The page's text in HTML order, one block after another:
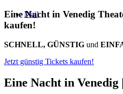
Mail
Eine Nacht in Venedig
kaufen!
SCHNELL, GÜNSTIG und
Jetzt günstig Tickets kaufen!
Eine Nacht in Venedig |